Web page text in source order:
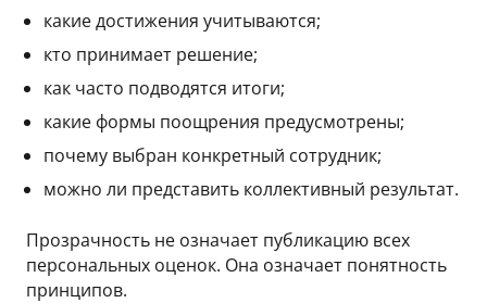
какие достижения учитываются;
кто принимает решение;
как часто подводятся итоги;
какие формы поощрения предусмотрены;
почему выбран конкретный сотрудник;
можно ли представить коллективный результат.
Прозрачность не означает публикацию всех
персональных оценок. Она означает понятность
принципов.